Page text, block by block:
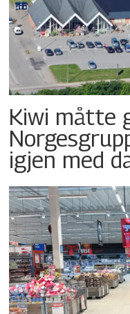
Kiwi måtte
igjen med